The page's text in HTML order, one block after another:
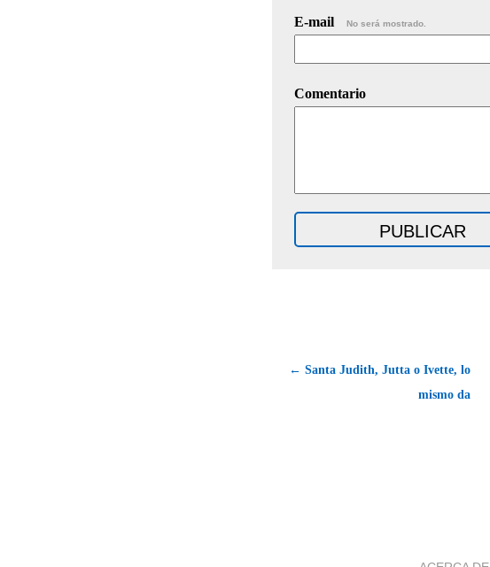
E-mail No será mostrado.
Comentario
← Santa Judith, Jutta o Ivette, lo
mismo da